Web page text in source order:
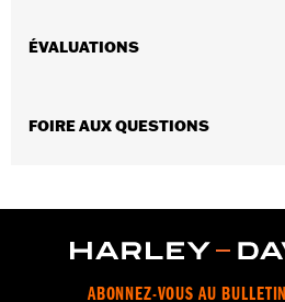
www.h-d.com/warranty
ÉVALUATIONS
FOIRE AUX QUESTIONS
ABONNEZ-VOUS AU